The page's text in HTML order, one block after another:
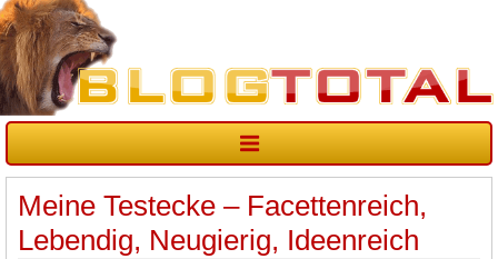
Meine Testecke – Facettenreich,
Lebendig, Neugierig, Ideenreich